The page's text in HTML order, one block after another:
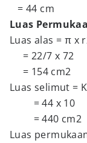
= 44 cm
Luas
Luas alas = π x
= 22/7 x 72
= 154 cm2
Luas selimut =
= 44 x 10
= 440 cm2
Luas